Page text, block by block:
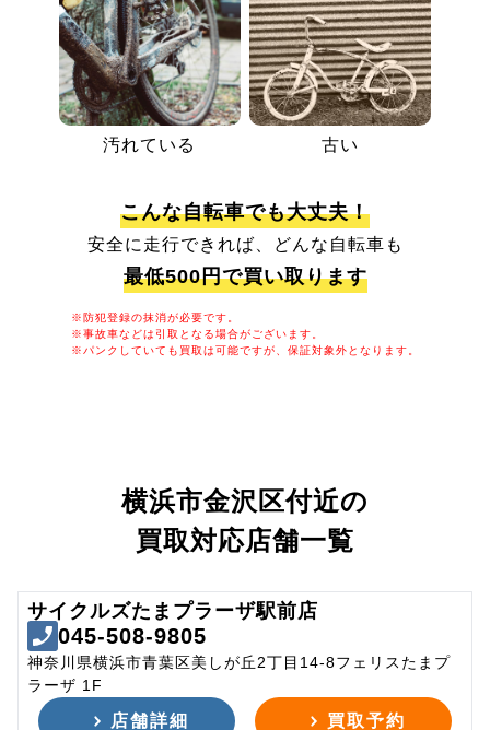
汚れている 古い
こんな自転車でも大丈夫！
安全に走行できれば、どんな自転車も
最低500円で買い取ります
※防犯登録の抹消が必要です。
※事故車などは引取となる場合がございます。
※パンクしていても買取は可能ですが、保証対象外となります。
横浜市金沢区付近の
買取対応店舗一覧
サイクルズたまプラーザ駅前店
045-508-9805
神奈川県横浜市青葉区美しが丘2丁目14-8フェリスたまプ
ラーザ 1F
店舗詳細 買取予約